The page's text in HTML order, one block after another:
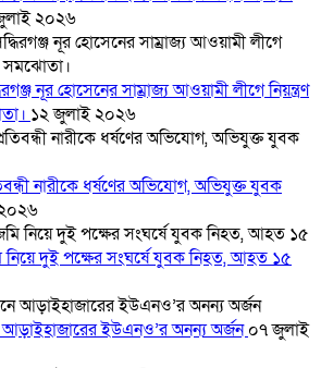
২০২৬
নূর হোসেনের সাম্রাজ্য আওয়ামী লীগে নিয়ন্ত্রণ
১২ জুলাই ২০২৬
নারীকে ধর্ষণের অভিযোগ, অভিযুক্ত যুবক
দুই পক্ষের সংঘর্ষে যুবক নিহত, আহত ১৫
আড়াইহাজারের ইউএনও’র অনন্য অর্জন০৭ জুলাই